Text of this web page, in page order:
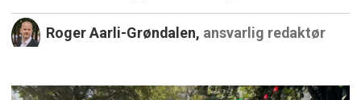
Roger Aarli-Grøndalen, ansvarlig redaktør